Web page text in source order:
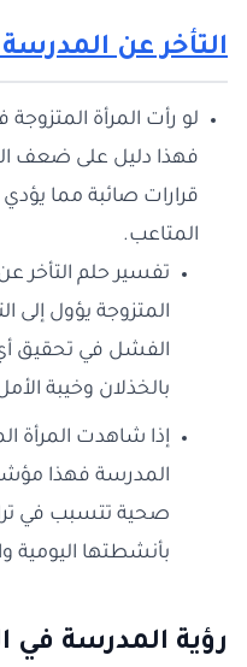
التأخر عن
لو رأت المرأة
فهذا دليل على ضعف
قرارات صائبة مما
المتاعب.
تفسير حلم التأخر
المتزوجة يؤول إلى
الفشل في تحقيق
بالخذلان وخيبة
إذا شاهدت المرأة
المدرسة فهذا
صحية تتسبب في
بأنشطتها اليومية
رؤية المدرسة في